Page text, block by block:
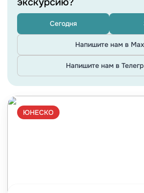
ЮНЕСКО
Сегодня
Напишите нам в Max
Напишите нам в